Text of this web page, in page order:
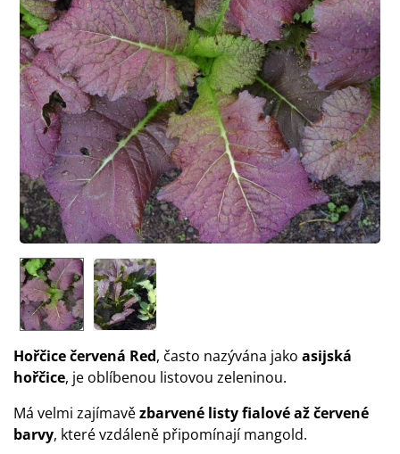
Hořčice červená Red, často nazývána jako asijská
hořčice, je oblíbenou listovou zeleninou.
Má velmi zajímavězbarvené listy fialové až červené
barvy, které vzdáleně připomínají mangold.